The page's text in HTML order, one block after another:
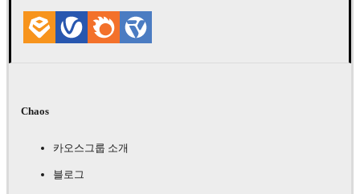
Chaos
카오스그룹 소개
블로그